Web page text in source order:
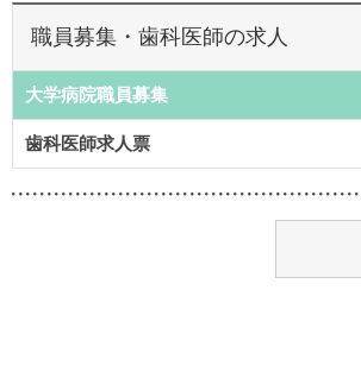
職員募集・歯科医師の求人
大学病院職員募集
歯科医師求人票